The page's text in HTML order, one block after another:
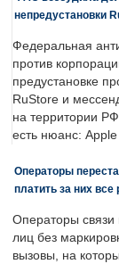
непредустановки
Федеральная
против
предустановке
RuStore и
на территории
есть нюанс:
Операторы
платить за них все
Операторы связи
лиц без
вызовы, на